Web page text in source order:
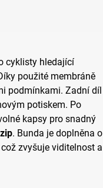
cyklisty hledající
použité membráně
podmínkami. Zadní díl
potiskem. Po
kapsy pro snadný
. Bunda je doplněna o
zvyšuje viditelnost a